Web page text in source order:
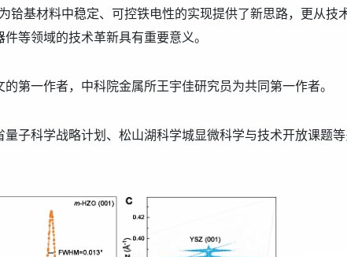
铪基材料中稳定、可控铁电性的实现提供了新思路，更从技
等领域的技术革新具有重要意义。
第一作者，中科院金属所王宇佳研究员为共同第一作者。
子科学战略计划、松山湖科学城显微科学与技术开放课题